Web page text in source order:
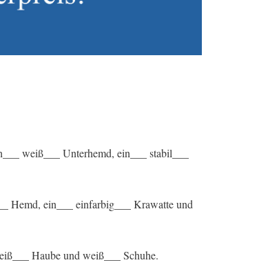
weiß___ Unterhemd, ein___ stabil___
Hemd, ein___ einfarbig___ Krawatte und
Haube und weiß___ Schuhe.